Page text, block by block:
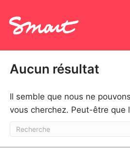
Aucun résultat
Il semble que nous ne
vous cherchez. Peut-être que